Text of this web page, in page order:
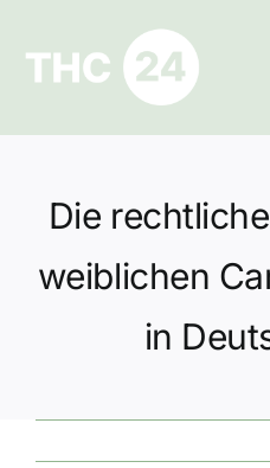
springen
Ratgeber
Hilfe und Kontakt
Datenschutz
Die
weiblichen
in